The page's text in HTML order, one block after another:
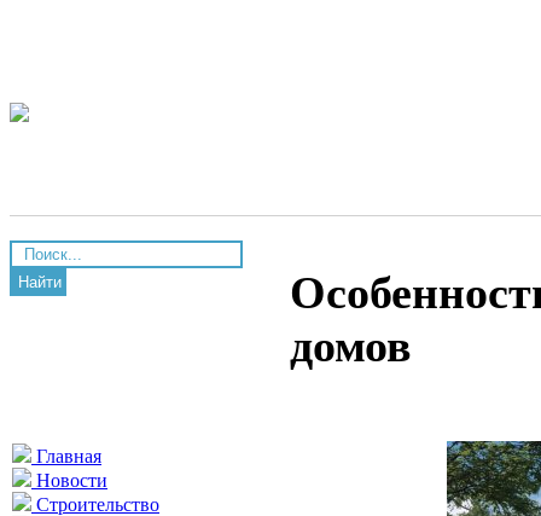
Найти
Главная
Новости
Строительство
домов